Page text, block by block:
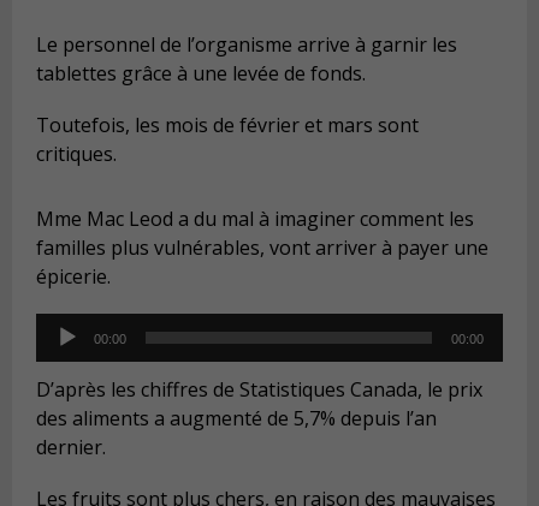
Le personnel de l’organisme arrive à garnir les
tablettes grâce à une levée de fonds.
Toutefois, les mois de février et mars sont
critiques.
Mme Mac Leod a du mal à imaginer comment les
familles plus vulnérables, vont arriver à payer une
épicerie.
Audio
Player
00:00 00:00
D’après les chiffres de Statistiques Canada, le prix
des aliments a augmenté de 5,7% depuis l’an
dernier.
Les fruits sont plus chers, en raison des mauvaises